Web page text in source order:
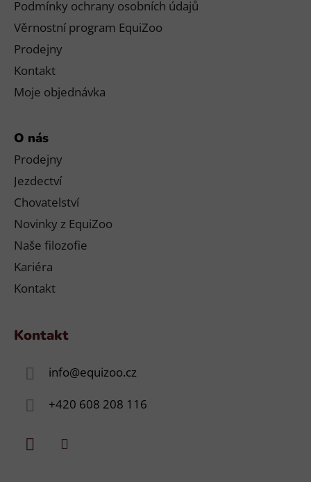
Podmínky ochrany osobních údajů
Věrnostní program EquiZoo
Prodejny
Kontakt
Moje objednávka
O nás
Prodejny
Jezdectví
Chovatelství
Novinky z EquiZoo
Naše filozofie
Kariéra
Kontakt
Kontakt
info@equizoo.cz
+420 608 208 116